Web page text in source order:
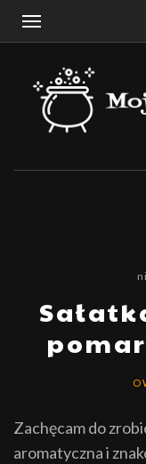
Zachęcam do
aromatyczna i